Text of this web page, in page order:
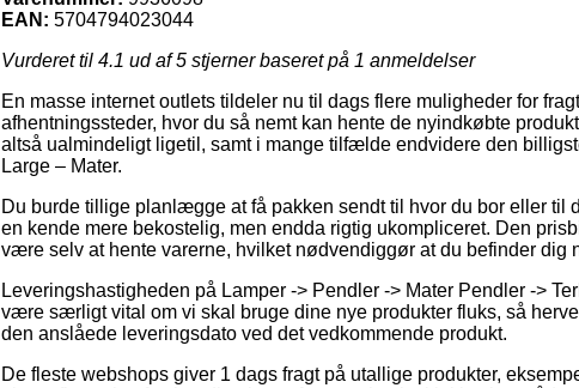
EAN: 5704794023044
Vurderet til 4.1 ud af 5 stjerner baseret på 1 anmeldelser
En masse internet outlets tildeler nu til dags flere muligheder for
afhentningssteder, hvor du så nemt kan hente de nyindkøbte
altså ualmindeligt ligetil, samt i mange tilfælde endvidere den
Large – Mater.
Du burde tillige planlægge at få pakken sendt til hvor du bor eller til
en kende mere bekostelig, men endda rigtig ukompliceret. Den
være selv at hente varerne, hvilket nødvendiggør at du befinder dig
Leveringshastigheden på Lamper -> Pendler -> Mater Pendler ->
være særligt vital om vi skal bruge dine nye produkter fluks, så
den anslåede leveringsdato ved det vedkommende produkt.
De fleste webshops giver 1 dags fragt på utallige produkter,